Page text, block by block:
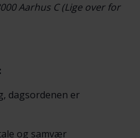
Aarhus C (Lige over for
dagsordenen er
og samvær